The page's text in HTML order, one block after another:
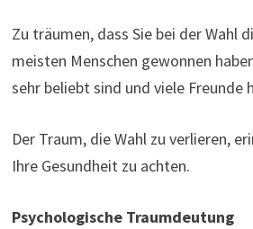
Zu träumen, dass Sie bei der Wahl
meisten Menschen gewonnen
sehr beliebt sind und viele Freunde
Der Traum, die Wahl zu verlieren,
Ihre Gesundheit zu achten.
Psychologische Traumdeutung